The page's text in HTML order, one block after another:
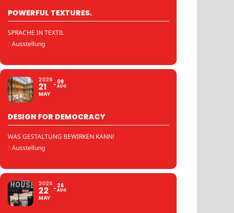
POWERFUL TEXTURES.
SPRACHE IN TEXTIL
: Ausstellung
2026
21
MAY
09
AUG
DESIGN FOR DEMOCRACY
WAS GESTALTUNG BEWIRKEN KANN!
: Ausstellung
2026
22
MAY
26
AUG